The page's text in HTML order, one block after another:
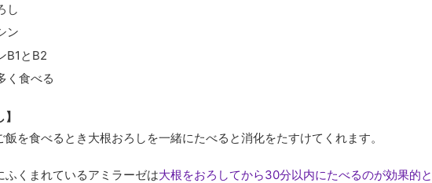
し
ン
B1とB2
く食べる
飯を食べるとき大根おろしを一緒にたべると消化をたすけてくれます。
ふくまれているアミラーゼは大根をおろしてから30分以内にたべるのが効果的と